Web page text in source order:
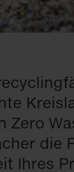
Zero
die
Ihres